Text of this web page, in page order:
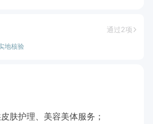
通过2项
地核验
肤护理、美容美体服务；